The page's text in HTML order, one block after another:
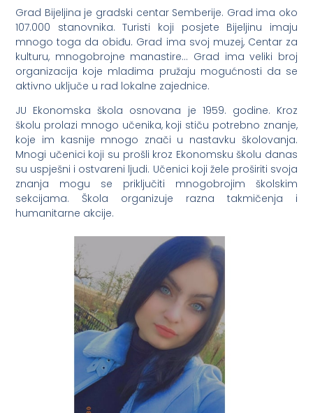
Grad Bijeljina je gradski centar Semberije. Grad ima oko
107.000 stanovnika. Turisti koji posjete Bijeljinu imaju
mnogo toga da obiđu. Grad ima svoj muzej, Centar za
kulturu, mnogobrojne manastire… Grad ima veliki broj
organizacija koje mladima pružaju mogućnosti da se
aktivno uključe u rad lokalne zajednice.
JU Ekonomska škola osnovana je 1959. godine. Kroz
školu prolazi mnogo učenika, koji stiču potrebno znanje,
koje im kasnije mnogo znači u nastavku školovanja.
Mnogi učenici koji su prošli kroz Ekonomsku školu danas
su uspješni i ostvareni ljudi. Učenici koji žele proširiti svoja
znanja mogu se priključiti mnogobrojim školskim
sekcijama. Škola organizuje razna takmičenja i
humanitarne akcije.